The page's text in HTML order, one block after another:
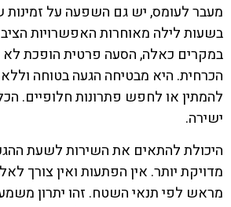
מעבר לעומס, יש גם השפעה על זמינות
בשעות לילה מאוחרות האפשרויות
במקרים כאלה, הסעה פרטית הופכת
הכרחית. היא מבטיחה הגעה בטוחה וללא
להמתין או לחפש פתרונות חלופיים.
ישירה.
היכולת להתאים את השירות לשעת
מדויקת יותר. אין הפתעות ואין צורך
מראש לפי תנאי השטח. זהו יתרון